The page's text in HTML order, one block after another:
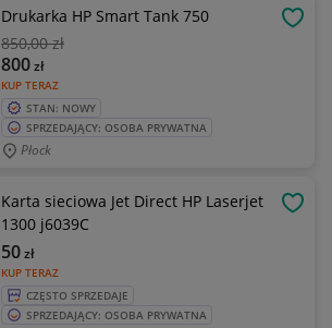
Drukarka HP Smart Tank 750
850,00 zł
KUP TERAZ
800zł
STAN: NOWY
SPRZEDAJĄCY: OSOBA PRYWATNA
Płock
Karta sieciowa Jet Direct HP Laserjet
1300 j6039C
KUP TERAZ
50zł
CZĘSTO SPRZEDAJE
SPRZEDAJĄCY: OSOBA PRYWATNA